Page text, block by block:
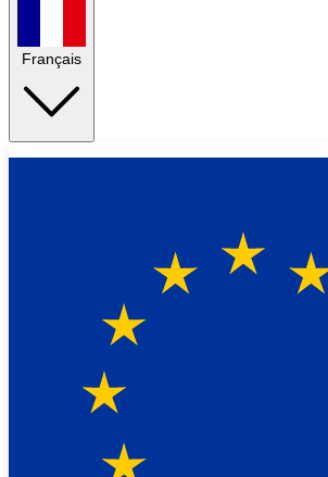
Français